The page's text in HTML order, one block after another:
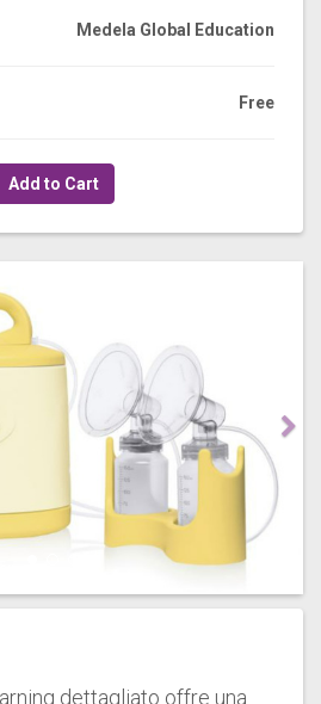
Medela Global Education
Free
Add to Cart
dettagliato offre una